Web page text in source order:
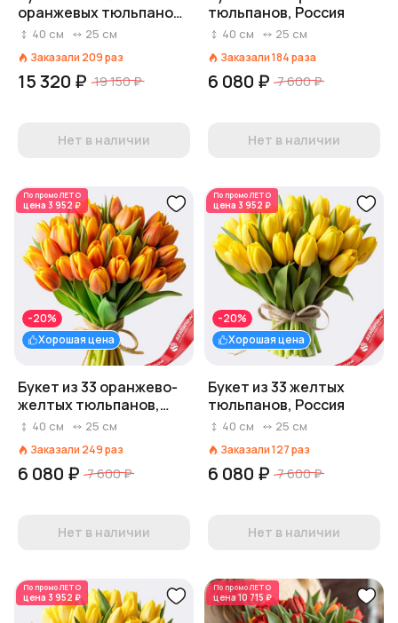
оранжевых тюльпанов,
Россия
40 см 25 см
Заказали 209раз
15 320 ₽ 19 150 ₽
Нет в наличии
тюльпанов, Россия
40 см 25 см
Заказали184раза
6 080 ₽ 7 600 ₽
Нет в наличии
По промоЛЕТО
цена 3 952 ₽
Хорошая цена
-20%
Букет из 33 оранжево-
желтых тюльпанов,
Россия
40 см 25 см
Заказали 249раз
6 080 ₽ 7 600 ₽
Нет в наличии
По промоЛЕТО
цена 3 952 ₽
Хорошая цена
-20%
Букет из 33 желтых
тюльпанов, Россия
40 см 25 см
Заказали127раз
6 080 ₽ 7 600 ₽
Нет в наличии
По промоЛЕТО
цена 3 952 ₽
По промоЛЕТО
цена 10 715 ₽